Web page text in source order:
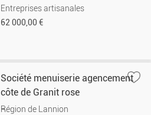
Entreprises artisanales
62 000,00 €
Société menuiserie agencement
côte de Granit rose
Région de Lannion